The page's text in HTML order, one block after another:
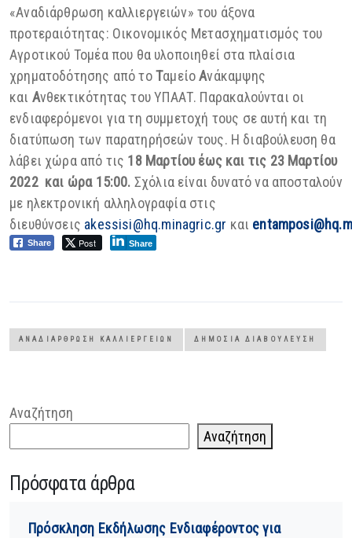
«Αναδιάρθρωση καλλιεργειών» του άξονα
προτεραιότητας: Οικονομικός Μετασχηματισμός του
Αγροτικού Τομέα που θα υλοποιηθεί στα πλαίσια
χρηματοδότησης από τοΤαμείοΑνάκαμψης
και Ανθεκτικότητας του ΥΠΑΑΤ. Παρακαλούνται οι
ενδιαφερόμενοι για τη συμμετοχή τους σε αυτή και τη
διατύπωση των παρατηρήσεών τους. Η διαβούλευση θα
λάβει χώρα από τις 18 Μαρτίου έως και τις 23 Μαρτίου
2022 και ώρα 15:00. Σχόλια είναι δυνατό να αποσταλούν
με ηλεκτρονική αλληλογραφία στις
διευθύνσεις akessisi@hq.minagric.gr και entamposi@hq.
Share Post Share
ΑΝΑΔΙΆΡΘΡΩΣΗ ΚΑΛΛΙΕΡΓΕΙΏΝ ΔΗΜΌΣΙΑ ΔΙΑΒΟΎΛΕΥΣΗ
Αναζήτηση
Αναζήτηση
Πρόσφατα άρθρα
Πρόσκληση Εκδήλωσης Ενδιαφέροντος για